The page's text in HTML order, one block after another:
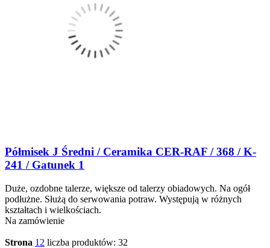
Półmisek J Średni / Ceramika CER-RAF / 368 / K-
241 / Gatunek 1
Duże, ozdobne talerze, większe od talerzy obiadowych. Na ogół
podłużne. Służą do serwowania potraw. Występują w różnych
kształtach i wielkościach.
Na zamówienie
Strona 1 2 liczba produktów: 32